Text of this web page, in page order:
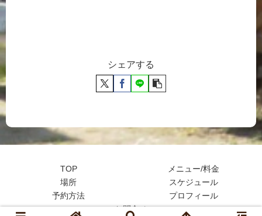
シェアする
TOP
メニュー/料金
場所
スケジュール
予約方法
プロフィール
お問合せ